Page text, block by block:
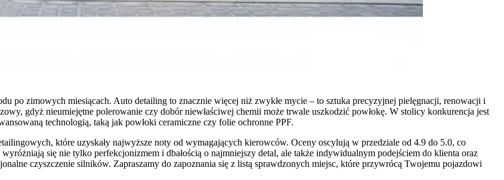
po zimowych miesiącach. Auto detailing to znacznie więcej niż zwykłe mycie – to sztuka precyzyjnej pielęgnacji, renowacji i
gdyż nieumiejętne polerowanie czy dobór niewłaściwej chemii może trwale uszkodzić powłokę. W stolicy konkurencja jest
technologią, taką jak powłoki ceramiczne czy folie ochronne PPF.
które uzyskały najwyższe noty od wymagających kierowców. Oceny oscylują w przedziale od 4.9 do 5.0, co
się nie tylko perfekcjonizmem i dbałością o najmniejszy detal, ale także indywidualnym podejściem do klienta oraz
czyszczenie silników. Zapraszamy do zapoznania się z listą sprawdzonych miejsc, które przywrócą Twojemu pojazdowi